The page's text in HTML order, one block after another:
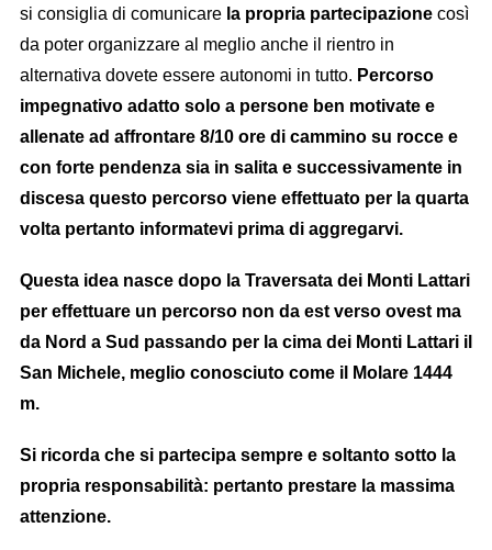
si consiglia di comunicare la propria partecipazionecosì
da poter organizzare al meglio anche il rientro in
alternativa dovete essere autonomi in tutto. Percorso
impegnativo adatto solo a persone ben motivate e
allenate ad affrontare 8/10 ore di cammino su rocce e
con forte pendenza sia in salita e successivamente in
discesa questo percorso viene effettuato per la quarta
volta pertanto informatevi prima di aggregarvi.
Questa idea nasce dopo la Traversata dei Monti Lattari
per effettuare un percorso non da est verso ovest ma
da Nord a Sud passando per la cima dei Monti Lattari il
San Michele, meglio conosciuto come il Molare 1444
m.
Si ricorda che si partecipa sempre e soltanto sotto la
propria responsabilità: pertanto prestare la massima
attenzione.